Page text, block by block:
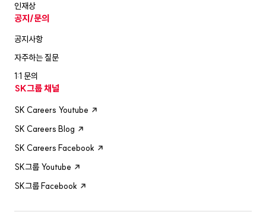
인재상
공지/문의
공지사항
자주하는 질문
1:1 문의
SK그룹 채널
SK Careers Youtube
SK Careers Blog
SK Careers Facebook
SK그룹 Youtube
SK그룹 Facebook